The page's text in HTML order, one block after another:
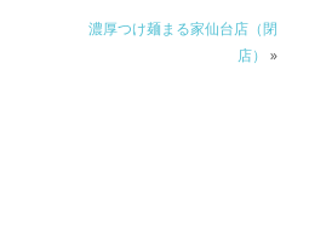
濃厚つけ麺まる家仙台店（閉
店） »